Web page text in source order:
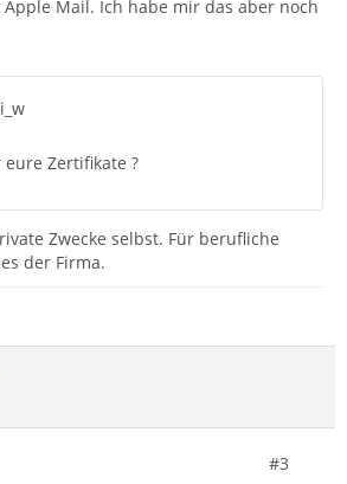
Mail. Ich habe mir das aber noch
Zertifikate ?
Zwecke selbst. Für berufliche
der Firma.
#3